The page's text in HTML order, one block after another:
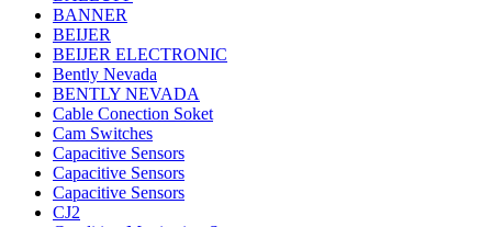
BANNER
BEIJER
BEIJER ELECTRONIC
Bently Nevada
BENTLY NEVADA
Cable Conection Soket
Cam Switches
Capacitive Sensors
Capacitive Sensors
Capacitive Sensors
CJ2